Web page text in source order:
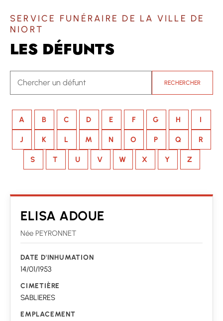
SERVICE FUNÉRAIRE DE LA VILLE DE
NIORT
LES DÉFUNTS
RECHERCHER
A B C D E F G H I
J K L M N O P Q R
S T U V W X Y Z
ELISA ADOUE
Née PEYRONNET
DATE D'INHUMATION
14/01/1953
CIMETIÈRE
SABLIERES
EMPLACEMENT